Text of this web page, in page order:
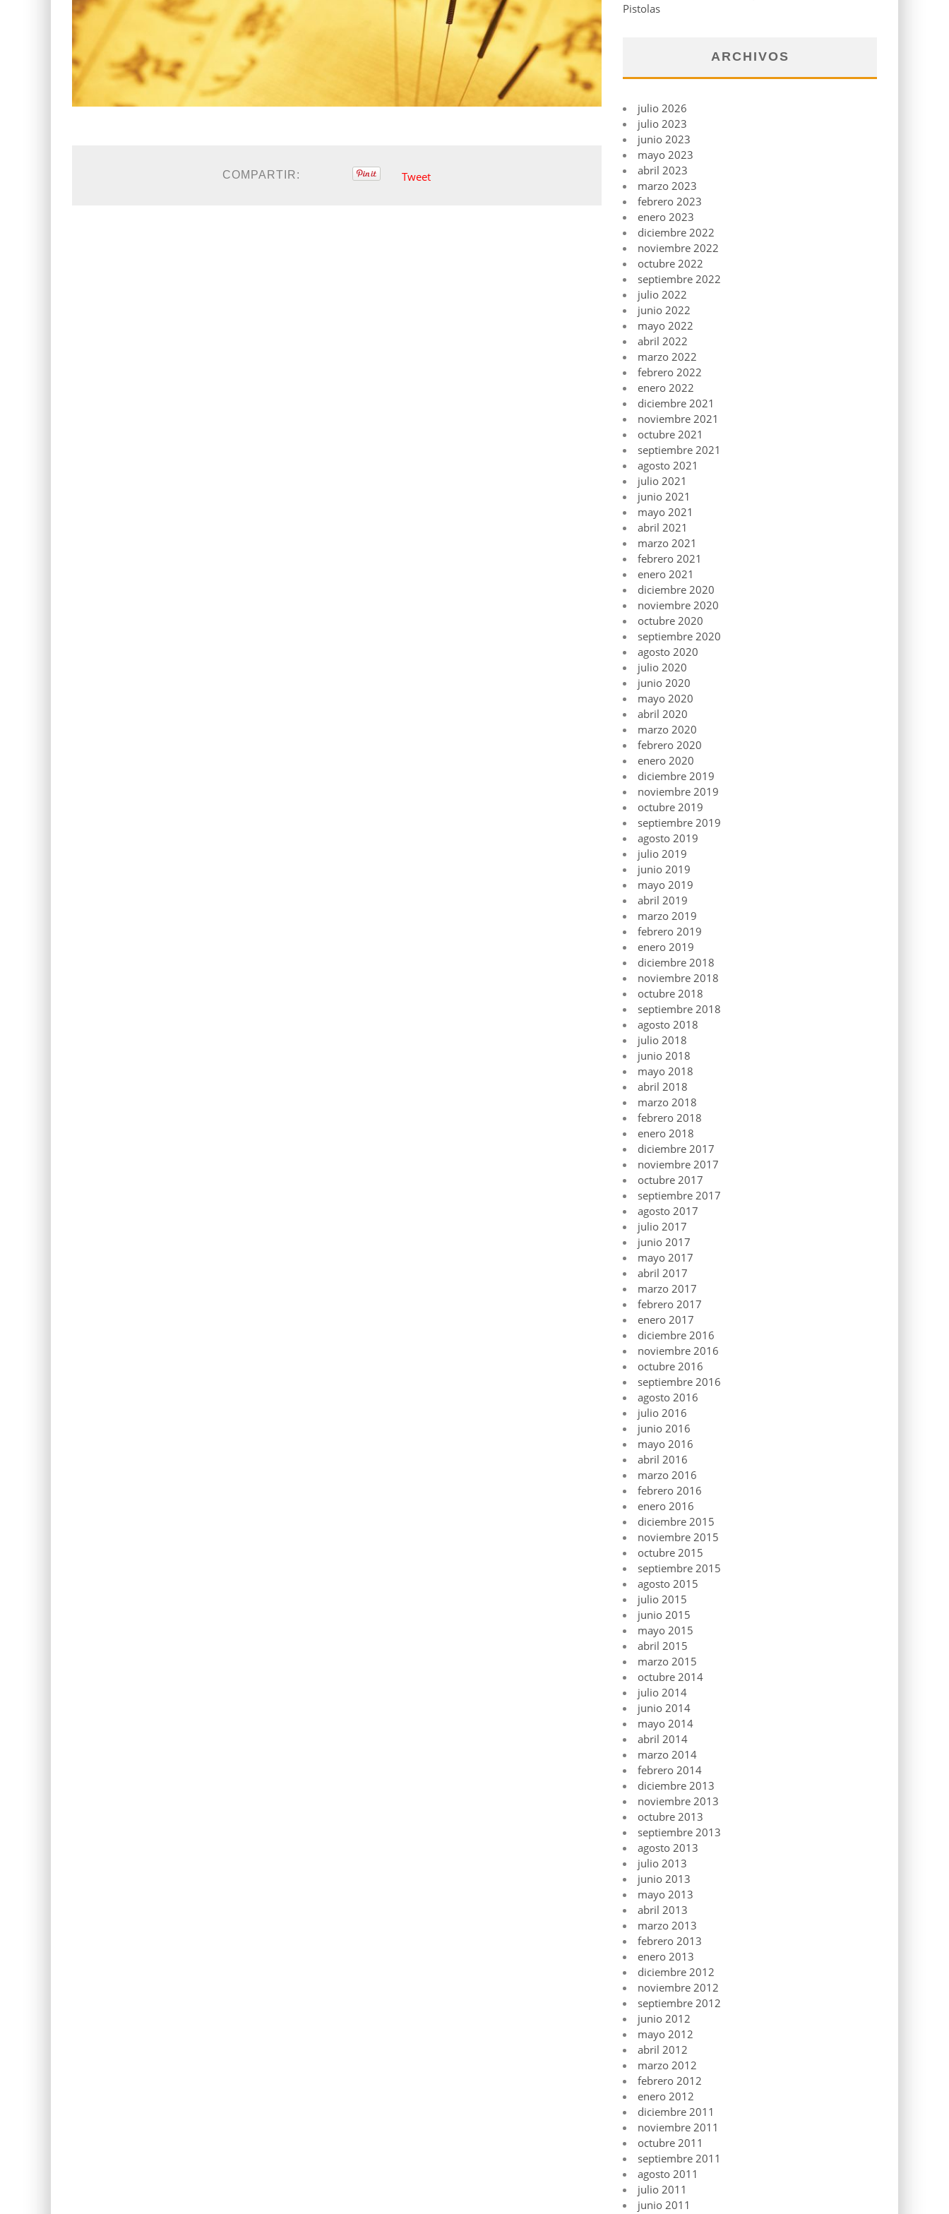
COMPARTIR: Tweet
Pistolas
ARCHIVOS
julio 2026
julio 2023
junio 2023
mayo 2023
abril 2023
marzo 2023
febrero 2023
enero 2023
diciembre 2022
noviembre 2022
octubre 2022
septiembre 2022
julio 2022
junio 2022
mayo 2022
abril 2022
marzo 2022
febrero 2022
enero 2022
diciembre 2021
noviembre 2021
octubre 2021
septiembre 2021
agosto 2021
julio 2021
junio 2021
mayo 2021
abril 2021
marzo 2021
febrero 2021
enero 2021
diciembre 2020
noviembre 2020
octubre 2020
septiembre 2020
agosto 2020
julio 2020
junio 2020
mayo 2020
abril 2020
marzo 2020
febrero 2020
enero 2020
diciembre 2019
noviembre 2019
octubre 2019
septiembre 2019
agosto 2019
julio 2019
junio 2019
mayo 2019
abril 2019
marzo 2019
febrero 2019
enero 2019
diciembre 2018
noviembre 2018
octubre 2018
septiembre 2018
agosto 2018
julio 2018
junio 2018
mayo 2018
abril 2018
marzo 2018
febrero 2018
enero 2018
diciembre 2017
noviembre 2017
octubre 2017
septiembre 2017
agosto 2017
julio 2017
junio 2017
mayo 2017
abril 2017
marzo 2017
febrero 2017
enero 2017
diciembre 2016
noviembre 2016
octubre 2016
septiembre 2016
agosto 2016
julio 2016
junio 2016
mayo 2016
abril 2016
marzo 2016
febrero 2016
enero 2016
diciembre 2015
noviembre 2015
octubre 2015
septiembre 2015
agosto 2015
julio 2015
junio 2015
mayo 2015
abril 2015
marzo 2015
octubre 2014
julio 2014
junio 2014
mayo 2014
abril 2014
marzo 2014
febrero 2014
diciembre 2013
noviembre 2013
octubre 2013
septiembre 2013
agosto 2013
julio 2013
junio 2013
mayo 2013
abril 2013
marzo 2013
febrero 2013
enero 2013
diciembre 2012
noviembre 2012
septiembre 2012
junio 2012
mayo 2012
abril 2012
marzo 2012
febrero 2012
enero 2012
diciembre 2011
noviembre 2011
octubre 2011
septiembre 2011
agosto 2011
julio 2011
junio 2011